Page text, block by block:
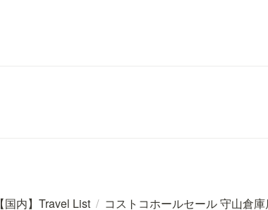
【国内】Travel List / コストコホールセール 守山倉